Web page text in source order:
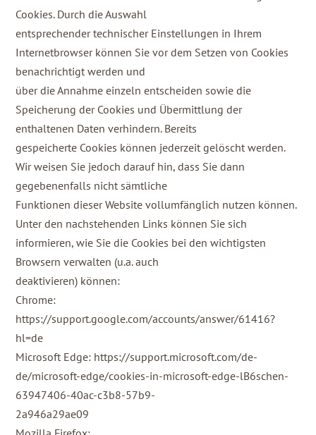
Cookies. Durch die Auswahl
entsprechender technischer Einstellungen in Ihrem
Internetbrowser können Sie vor dem Setzen von Cookies
benachrichtigt werden und
über die Annahme einzeln entscheiden sowie die
Speicherung der Cookies und Übermittlung der
enthaltenen Daten verhindern. Bereits
gespeicherte Cookies können jederzeit gelöscht werden.
Wir weisen Sie jedoch darauf hin, dass Sie dann
gegebenenfalls nicht sämtliche
Funktionen dieser Website vollumfänglich nutzen können.
Unter den nachstehenden Links können Sie sich
informieren, wie Sie die Cookies bei den wichtigsten
Browsern verwalten (u.a. auch
deaktivieren) können:
Chrome:
https://support.google.com/accounts/answer/61416?
hl=de
Microsoft Edge: https://support.microsoft.com/de-
de/microsoft-edge/cookies-in-microsoft-edge-lB6schen-
63947406-40ac-c3b8-57b9-
2a946a29ae09